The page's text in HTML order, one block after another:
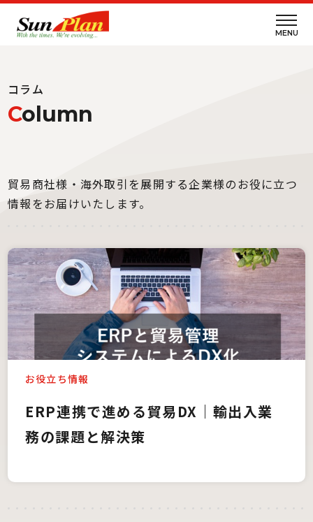
MENU
コラム
Column
貿易商社様・海外取引を展開する企業様のお役に立つ
情報をお届けいたします。
お役立ち情報
ERP連携で進める貿易DX｜輸出入業
務の課題と解決策